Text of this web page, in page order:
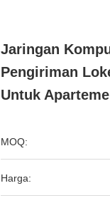
Jaringan
Pengiriman
Untuk
MOQ:
Harga: